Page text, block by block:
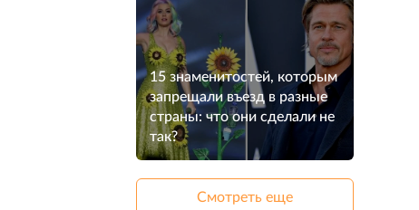
15 знаменитостей, которым
запрещали въезд в разные
страны: что они сделали не
так?
Смотреть еще